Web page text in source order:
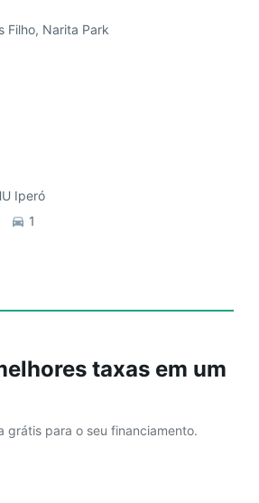
taxas em um
grátis para o seu financiamento.
Filho, Narita Park
Iperó
1